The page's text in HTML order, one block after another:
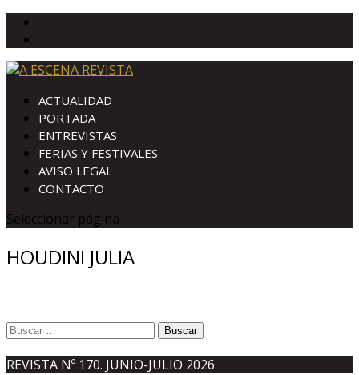
ACTUALIDAD
PORTADA
ENTREVISTAS
FERIAS Y FESTIVALES
AVISO LEGAL
CONTACTO
Seleccionar página
HOUDINI JULIA
Buscar:
REVISTA Nº 170. JUNIO-JULIO 2026